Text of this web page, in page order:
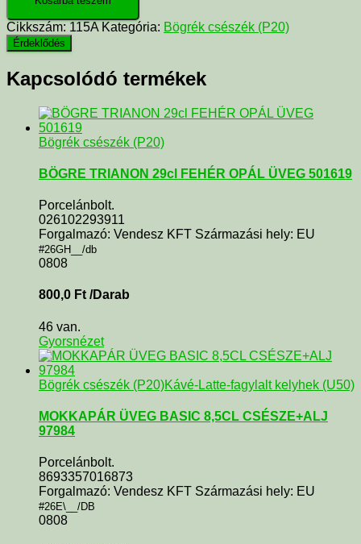
Cikkszám: 115A Kategória: Bögrék csészék (P20)
Kapcsolódó termékek
Bögrék csészék (P20)
BÖGRE TRIANON 29cl FEHÉR OPÁL ÜVEG 501619
Porcelánbolt.
026102293911
Forgalmazó: Vendesz KFT Származási hely: EU
#26GH__/db
0808
800,0 Ft /Darab
46 van.
Gyorsnézet
Bögrék csészék (P20)Kávé-Latte-fagylalt kelyhek (U50)
MOKKAPÁR ÜVEG BASIC 8,5CL CSÉSZE+ALJ
97984
Porcelánbolt.
8693357016873
Forgalmazó: Vendesz KFT Származási hely: EU
#26E\__/DB
0808